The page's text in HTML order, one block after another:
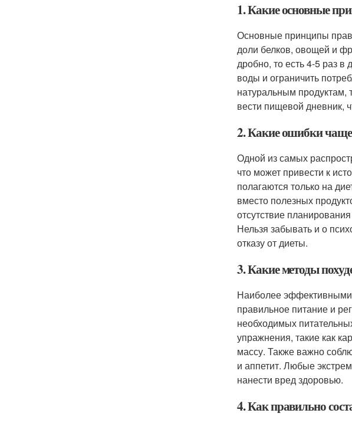
1. Какие основные
Основные принципы
доли белков, овощей и
дробно, то есть 4-5 раз
воды и ограничить
натуральным
вести пищевой дневник,
2. Какие ошибки
Одной из самых
что может привести к
полагаются только на
вместо полезных
отсутствие
Нельзя забывать и о
отказу от диеты.
3. Какие методы
Наиболее
правильное питание и
необходимых
упражнения, такие как
массу. Также важно
и аппетит. Любые
нанести вред здоровью.
4. Как правильно